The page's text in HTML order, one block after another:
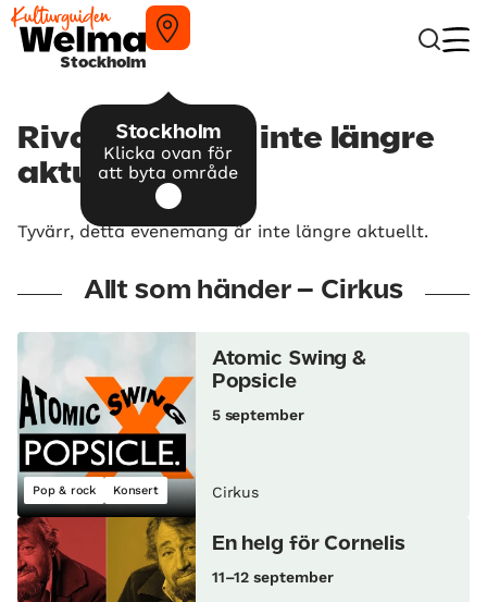
Stockholm
Stockholm
Klicka ovan för
att byta område
Rival Sons – är inte längre
aktuellt
Tyvärr, detta evenemang är inte längre aktuellt.
Allt som händer – Cirkus
Pop & rock Konsert
Atomic Swing &
Popsicle
5 september
Cirkus
En helg för Cornelis
11–12 september